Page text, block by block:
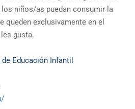
niños/as puedan consumir la
queden exclusivamente en el
gusta.
Educación Infantil